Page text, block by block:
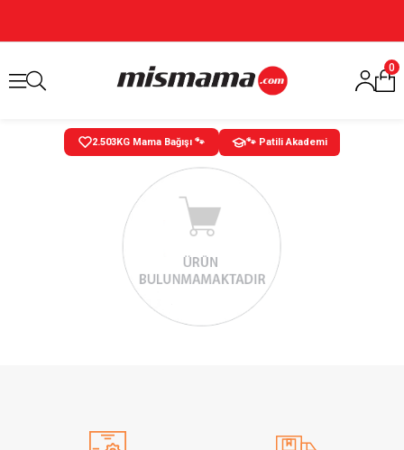
0
2.503KG Mama Bağışı 🐾 🐾 Patili Akademi